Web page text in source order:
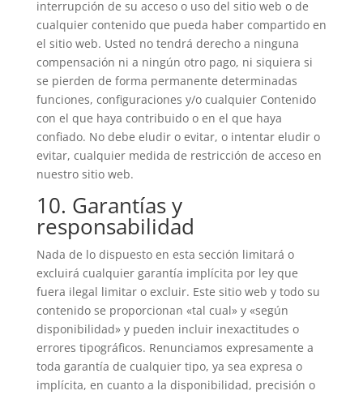
interrupción de su acceso o uso del sitio web o de
cualquier contenido que pueda haber compartido en
el sitio web. Usted no tendrá derecho a ninguna
compensación ni a ningún otro pago, ni siquiera si
se pierden de forma permanente determinadas
funciones, configuraciones y/o cualquier Contenido
con el que haya contribuido o en el que haya
confiado. No debe eludir o evitar, o intentar eludir o
evitar, cualquier medida de restricción de acceso en
nuestro sitio web.
10. Garantías y
responsabilidad
Nada de lo dispuesto en esta sección limitará o
excluirá cualquier garantía implícita por ley que
fuera ilegal limitar o excluir. Este sitio web y todo su
contenido se proporcionan «tal cual» y «según
disponibilidad» y pueden incluir inexactitudes o
errores tipográficos. Renunciamos expresamente a
toda garantía de cualquier tipo, ya sea expresa o
implícita, en cuanto a la disponibilidad, precisión o